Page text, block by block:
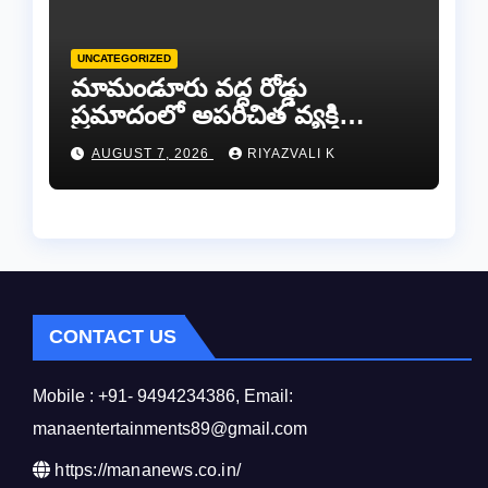
UNCATEGORIZED
​మామండూరు వద్ద రోడ్డు
ప్రమాదంలో అపరిచిత వ్యక్తి
మృతి…సమాచారం తెలిస్తే
రేణిగుంట పోలీసులను
సంప్రదించండి.
AUGUST 7, 2026 RIYAZVALI K
CONTACT US
Mobile : +91- 9494234386, Email:
manaentertainments89@gmail.com
https://mananews.co.in/